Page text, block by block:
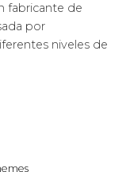
fabricante de
por
niveles de